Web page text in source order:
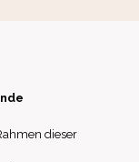
dieser